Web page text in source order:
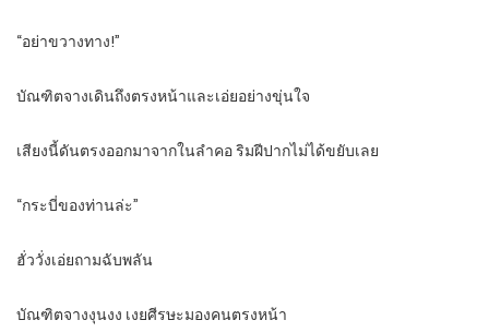
“อย่าขวางทาง!”
บัณฑิตจางเดินถึงตรงหน้าและเอ่ยอย่างขุ่นใจ
เสียงนี้ดันตรงออกมาจากในลำคอ ริมฝีปากไม่ได้ขยับเลย
“กระบี่ของท่านล่ะ”
ฮั่ววั่งเอ่ยถามฉับพลัน
บัณฑิตจางงุนงง เงยศีรษะมองคนตรงหน้า